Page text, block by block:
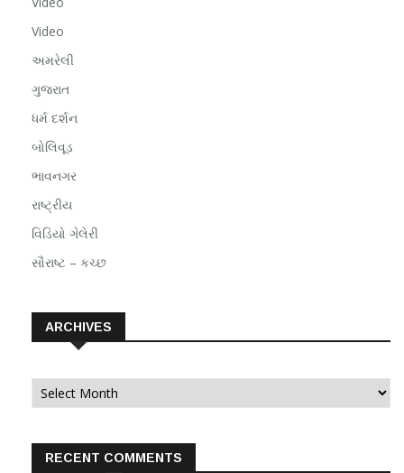
Video
અમરેલી
ગુજરાત
ધર્મ દર્શન
બોલિવૂડ
ભાવનગર
રાષ્ટ્રીય
વિડિયો ગેલેરી
સૌરાષ્ટ – કચ્છ
ARCHIVES
Archives
RECENT COMMENTS